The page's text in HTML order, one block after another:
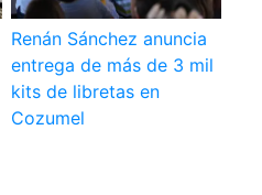
Renán Sánchez anuncia
entrega de más de 3 mil
kits de libretas en
Cozumel